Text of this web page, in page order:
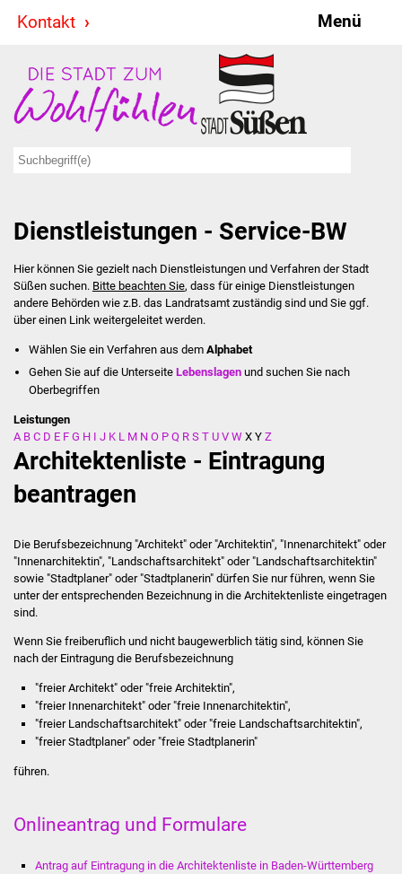
Kontakt Menü
Stadt & Politik
Bürgermeister
Ausschüsse
Ratsinformationssystem
Jugendbeirat
Summerrockfestival
Stadtverwaltung
Stellenangebote
Veröffentlichungen
Ortsrecht
FNP / Bebauungspläne
Stadtinfo
Jubiläumsjahr 2021
Dienstleistungen - Service-BW
Hier können Sie gezielt nach Dienstleistungen und Verfahren der Stadt
Süßen suchen. Bitte beachten Sie, dass für einige Dienstleistungen
andere Behörden wie z.B. das Landratsamt zuständig sind und Sie ggf.
über einen Link weitergeleitet werden.
Wählen Sie ein Verfahren aus dem Alphabet
Gehen Sie auf die UnterseiteLebenslagen und suchen Sie nach
Oberbegriffen
Leistungen
A B C D E F G H I J K L M N O P Q R S T U V W X Y Z
Architektenliste - Eintragung
beantragen
Die Berufsbezeichnung "Architekt" oder "Architektin", "Innenarchitekt" oder
"Innenarchitektin", "Landschaftsarchitekt" oder "Landschaftsarchitektin"
sowie "Stadtplaner" oder "Stadtplanerin" dürfen Sie nur führen, wenn Sie
unter der entsprechenden Bezeichnung in die Architektenliste eingetragen
sind.
Wenn Siefreiberuflich und nicht baugewerblich tätig sind, können Sie
nach der Eintragung die Berufsbezeichnung
"freier Architekt" oder "freie Architektin",
"freier Innenarchitekt" oder "freie Innenarchitektin",
"freier Landschaftsarchitekt" oder "freie Landschaftsarchitektin",
"freier Stadtplaner" oder "freie Stadtplanerin"
führen.
Onlineantrag und Formulare
Antrag auf Eintragung in die Architektenliste in Baden-Württemberg